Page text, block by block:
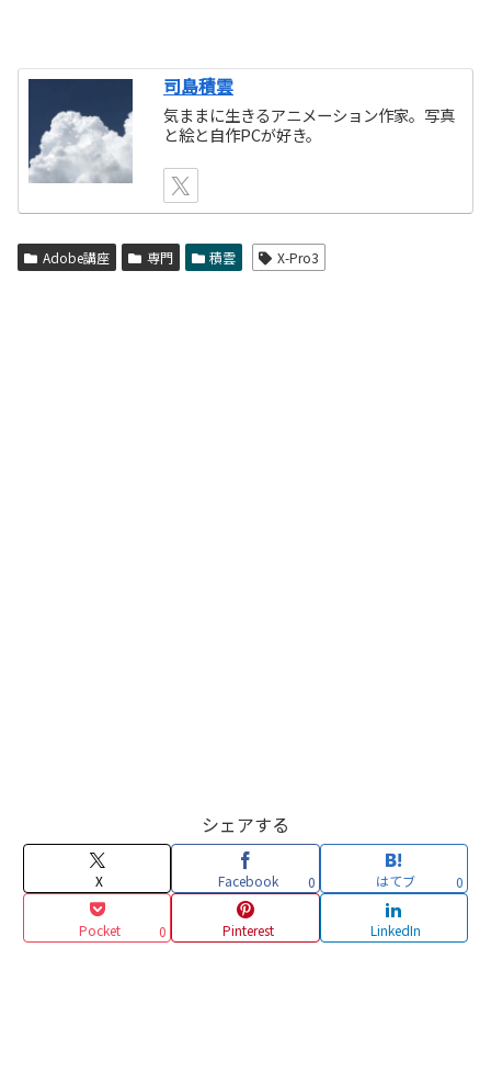
司島積雲
気ままに生きるアニメーション作家。写真
と絵と自作PCが好き。
Adobe講座 専門 積雲 X-Pro3
シェアする
X Facebook 0 はてブ 0
Pocket 0 Pinterest LinkedIn